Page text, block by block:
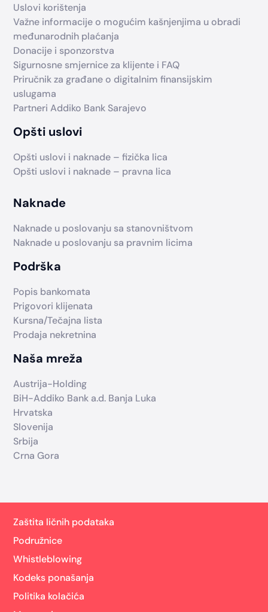
Uslovi korištenja
Važne informacije o mogućim kašnjenjima u obradi
međunarodnih plaćanja
Donacije i sponzorstva
Sigurnosne smjernice za klijente i FAQ
Priručnik za građane o digitalnim finansijskim
uslugama
Partneri Addiko Bank Sarajevo
Opšti uslovi
Opšti uslovi i naknade – fizička lica
Opšti uslovi i naknade – pravna lica
Naknade
Naknade u poslovanju sa stanovništvom
Naknade u poslovanju sa pravnim licima
Podrška
Popis bankomata
Prigovori klijenata
Kursna/Tečajna lista
Prodaja nekretnina
Naša mreža
Austrija-Holding
BiH-Addiko Bank a.d. Banja Luka
Hrvatska
Slovenija
Srbija
Crna Gora
Zaštita ličnih podataka
Podružnice
Whistleblowing
Kodeks ponašanja
Politika kolačića